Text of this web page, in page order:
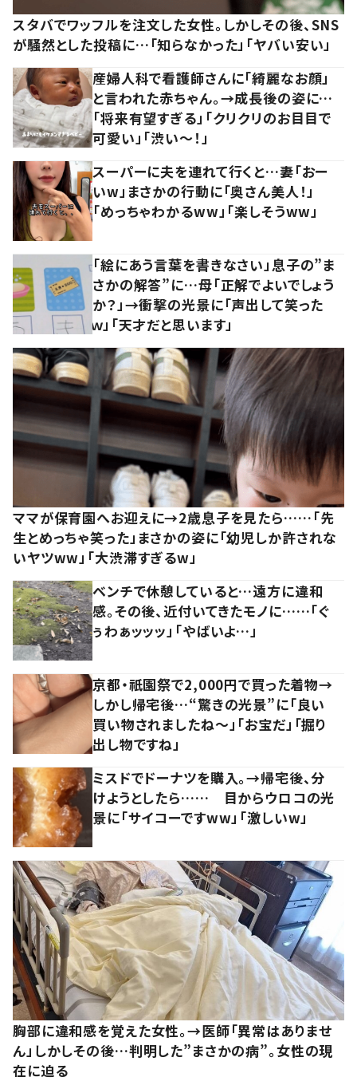
スタバでワッフルを注文した女性。しかしその後、SNS
が騒然とした投稿に…「知らなかった」「ヤバい安い」
産婦人科で看護師さんに「綺麗なお顔」
と言われた赤ちゃん。→成長後の姿に…
「将来有望すぎる」「クリクリのお目目で
可愛い」「渋い～！」
スーパーに夫を連れて行くと…妻「おー
いw」まさかの行動に「奥さん美人！」
「めっちゃわかるww」「楽しそうww」
「絵にあう言葉を書きなさい」息子の”ま
さかの解答”に…母「正解でよいでしょう
か？」→衝撃の光景に「声出して笑った
ｗ」「天才だと思います」
ママが保育園へお迎えに→2歳息子を見たら……「先
生とめっちゃ笑った」まさかの姿に「幼児しか許されな
いヤツww」「大渋滞すぎるw」
ベンチで休憩していると…遠方に違和
感。その後、近付いてきたモノに……「ぐ
ぅわぁッッッ」「やばいよ…」
京都・祇園祭で2,000円で買った着物→
しかし帰宅後…“驚きの光景”に「良い
買い物されましたね～」「お宝だ」「掘り
出し物ですね」
ミスドでドーナツを購入。→帰宅後、分
けようとしたら…… 目からウロコの光
景に「サイコーですww」「激しいw」
胸部に違和感を覚えた女性。→医師「異常はありませ
ん」しかしその後…判明した”まさかの病”。女性の現
在に迫る